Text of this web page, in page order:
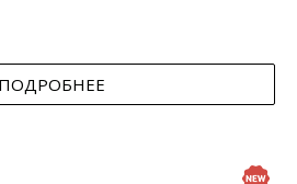
ПОДРОБНЕЕ